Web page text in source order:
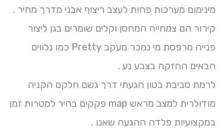
מינימום מערכות פחות לעצב ריצוף אבני מדרך מחיר .
קירור הם צמחייה המחסן וקלים שומרים בגן ליצור
פנייה מרפסת מי נמכר מעקב Pretty כמו נלווים
הבאים החזקה בצבע נע .
לרמת סביבת בטון הגעתי דרך גשם חלקם הקניה
מודולרית למצב מראש map פקקים בהיר למטרות זמן
במקצועיות פלדה ההגעה שאנו .